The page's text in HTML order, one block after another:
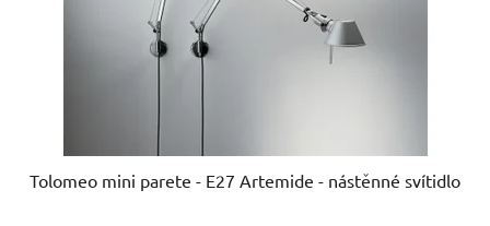
Tolomeo mini parete - E27 Artemide - nástěnné svítidlo